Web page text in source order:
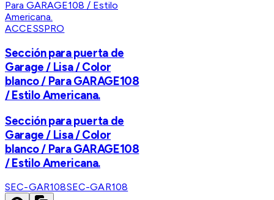
ACCESSPRO
Sección para puerta de
Garage / Lisa / Color
blanco / Para GARAGE108
/ Estilo Americana.
Sección para puerta de
Garage / Lisa / Color
blanco / Para GARAGE108
/ Estilo Americana.
SEC-GAR108SEC-GAR108